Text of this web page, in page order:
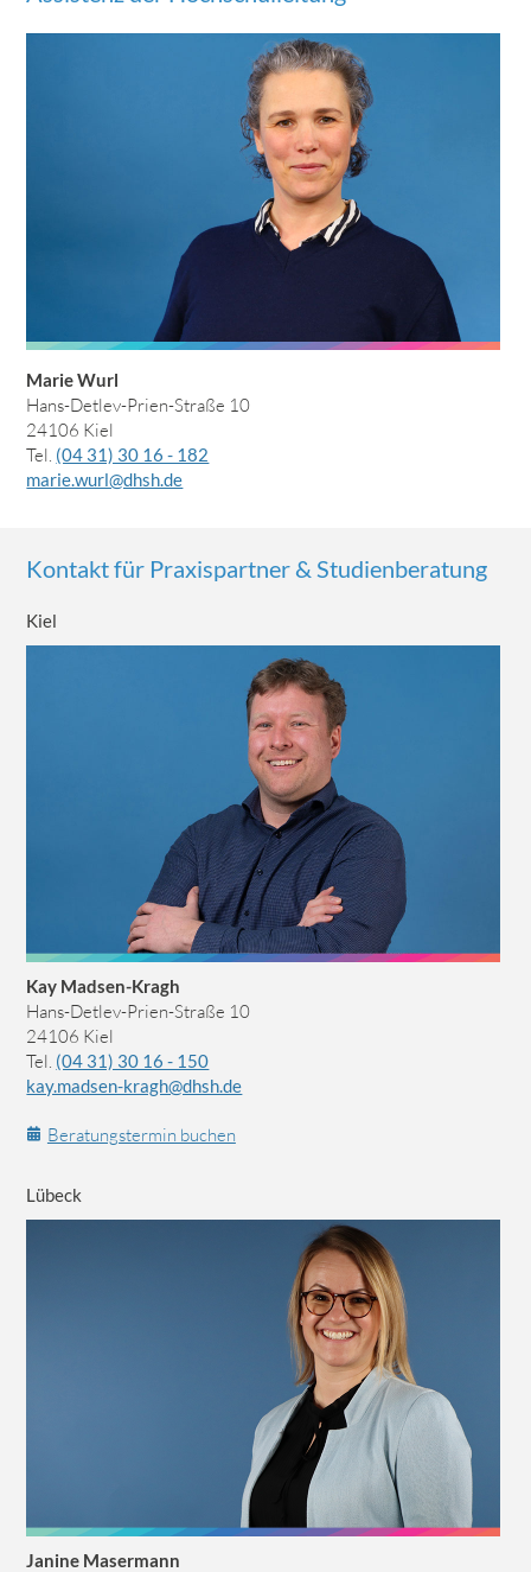
Marie Wurl
Hans-Detlev-Prien-Straße 10
24106 Kiel
Tel. (04 31) 30 16 - 182
marie.wurl@dhsh.de
Kontakt für Praxispartner & Studienberatung
Kiel
Kay Madsen-Kragh
Hans-Detlev-Prien-Straße 10
24106 Kiel
Tel. (04 31) 30 16 - 150
kay.madsen-kragh@dhsh.de
Beratungstermin buchen
Lübeck
Janine Masermann